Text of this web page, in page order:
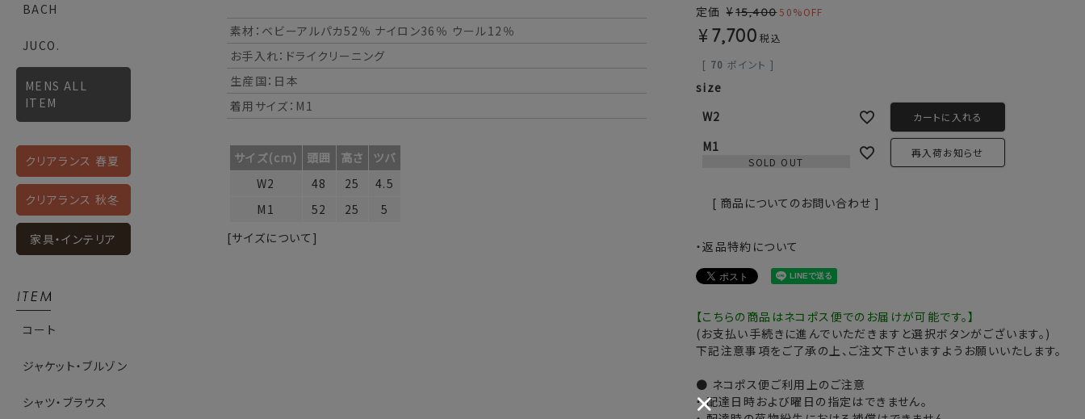
BACH
JUCO.
MENS ALL
ITEM
クリアランス 春夏
クリアランス 秋冬
家具・インテリア
コート
ジャケット・ブルゾン
シャツ・ブラウス
素材：ベビーアルパカ52％ ナイロン36％ ウール12％
お手入れ：ドライクリーニング
生産国：日本
着用サイズ：M1
サイズ(cm) 頭囲 高さ
ツバ
W2
48 25
4.5
M1
52 25
5
[サイズについて]
定価 ¥15,400 50%OFF
¥7,700 税込
[ 70 ポイント ]
size
W2
カートに入れる
M1
SOLD OUT
再入荷お知らせ
[ 商品についてのお問い合わせ ]
・返品特約について
【こちらの商品はネコポス便でのお届けが可能です。】
(お支払い手続きに進んでいただきますと選択ボタンがございます。)
下記注意事項をご了承の上、ご注文下さいますようお願いいたします。
● ネコポス便ご利用上のご注意
・ 配達日時および曜日の指定はできません。